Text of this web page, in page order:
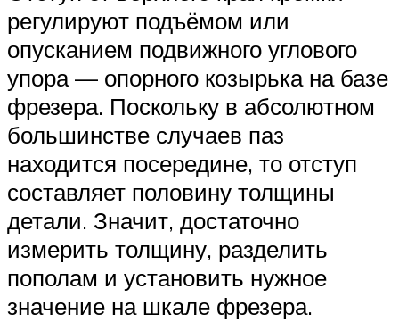
регулируют подъёмом или
опусканием подвижного углового
упора — опорного козырька на базе
фрезера. Поскольку в абсолютном
большинстве случаев паз
находится посередине, то отступ
составляет половину толщины
детали. Значит, достаточно
измерить толщину, разделить
пополам и установить нужное
значение на шкале фрезера.